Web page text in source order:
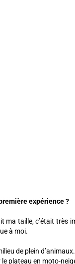
expérience ?
ma taille, c’était très
à moi.
de plein
plateau en moto-